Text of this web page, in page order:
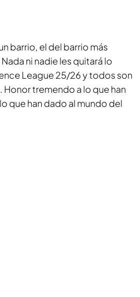
barrio, el del barrio más
ni nadie les quitará lo
League 25/26 y todos son
tremendo a lo que han
que han dado al mundo del